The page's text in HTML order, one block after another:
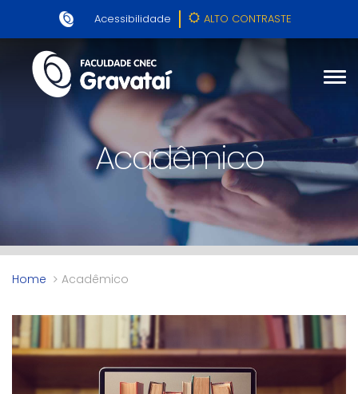
Acessibilidade ALTO CONTRASTE
Acadêmico
Home Acadêmico